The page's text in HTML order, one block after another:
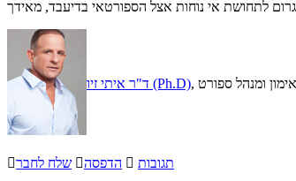
ד"ר איתי זיו (Ph.D) ומנהל ספורט
שלח לחבר הדפסה  תגובות